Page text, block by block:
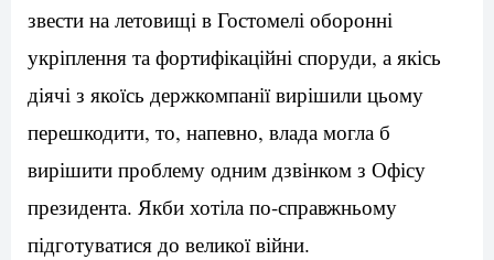
звести на летовищі в Гостомелі оборонні
укріплення та фортифікаційні споруди, а якісь
діячі з якоїсь держкомпанії вирішили цьому
перешкодити, то, напевно, влада могла б
вирішити проблему одним дзвінком з Офісу
президента. Якби хотіла по-справжньому
підготуватися до великої війни.